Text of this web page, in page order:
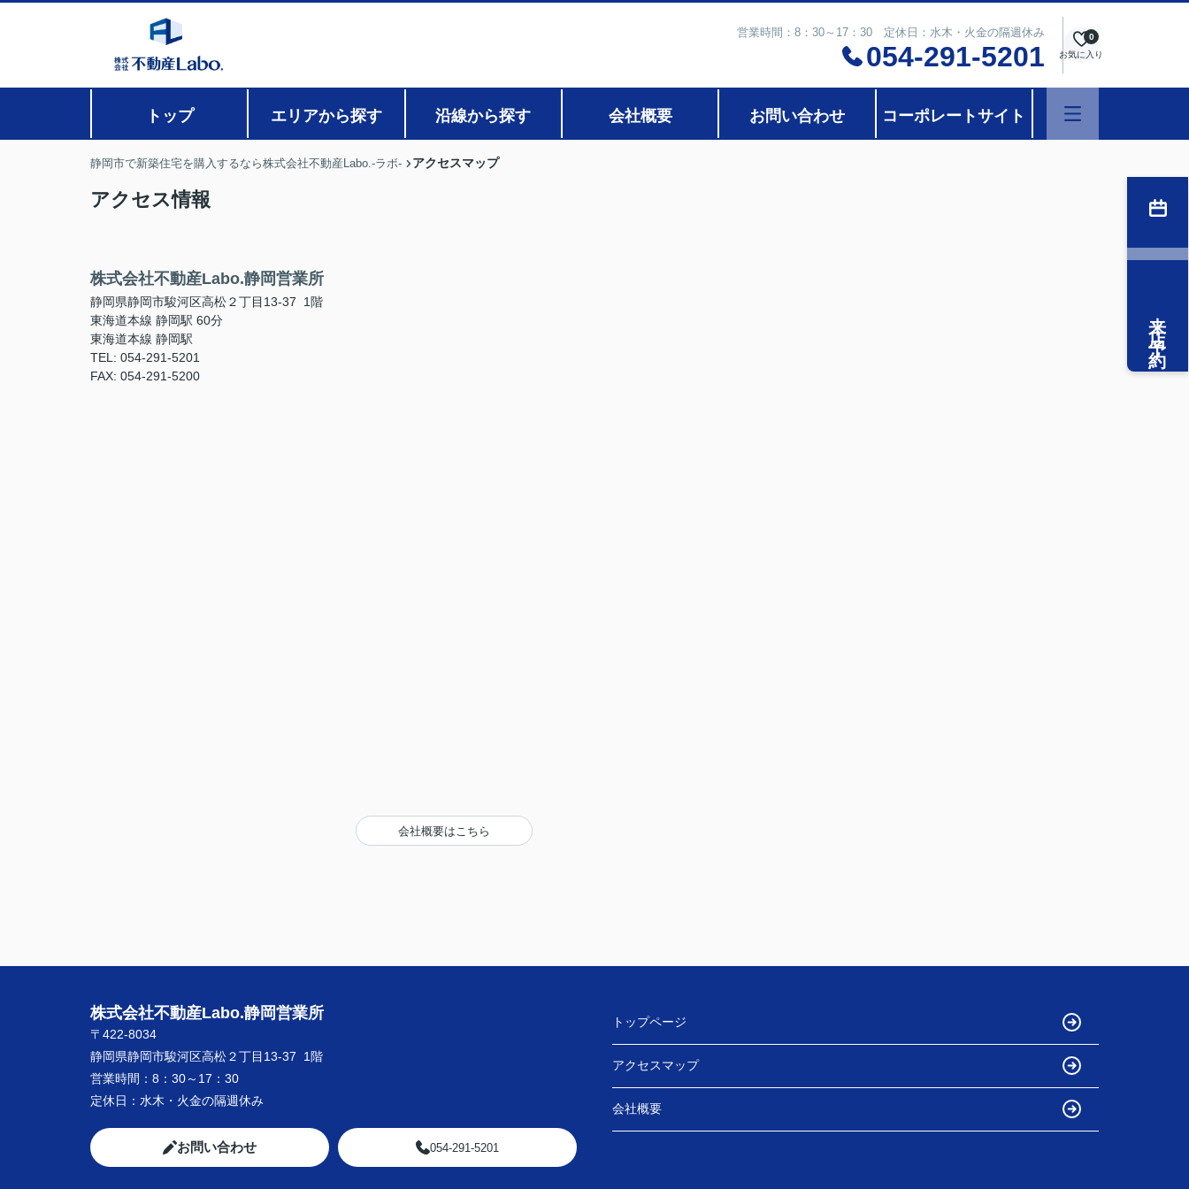
営業時間：8：30～17：30 定休日：水木・火金の隔週休み
054-291-5201 お気に入り
0
トップ エリアから探す 沿線から探す 会社概要 お問い合わせ コーポレートサイト
静岡市で新築住宅を購入するなら株式会社不動産Labo.-ラボ- アクセスマップ
アクセス情報
株式会社不動産Labo.静岡営業所
静岡県静岡市駿河区高松２丁目13-37 1階
東海道本線 静岡駅 60分
東海道本線 静岡駅
TEL: 054-291-5201
FAX: 054-291-5200
会社概要はこちら
来店予約
株式会社不動産Labo.静岡営業所
〒422-8034
静岡県静岡市駿河区高松２丁目13-37 1階
営業時間： 8：30～17：30
定休日： 水木・火金の隔週休み
お問い合わせ 054-291-5201
トップページ
アクセスマップ
会社概要